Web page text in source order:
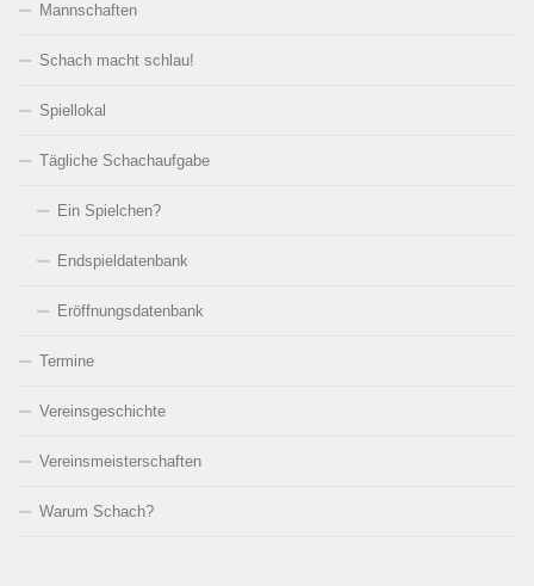
Mannschaften
Schach macht schlau!
Spiellokal
Tägliche Schachaufgabe
Ein Spielchen?
Endspieldatenbank
Eröffnungsdatenbank
Termine
Vereinsgeschichte
Vereinsmeisterschaften
Warum Schach?